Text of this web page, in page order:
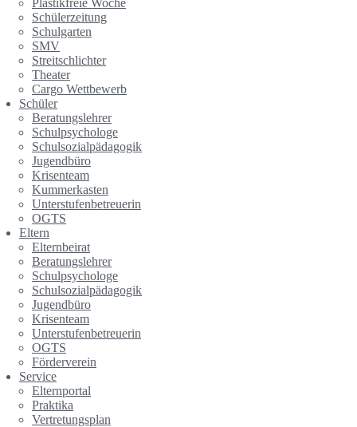
Plastikfreie Woche
Schülerzeitung
Schulgarten
SMV
Streitschlichter
Theater
Cargo Wettbewerb
Schüler
Beratungslehrer
Schulpsychologe
Schulsozialpädagogik
Jugendbüro
Krisenteam
Kummerkasten
Unterstufenbetreuerin
OGTS
Eltern
Elternbeirat
Beratungslehrer
Schulpsychologe
Schulsozialpädagogik
Jugendbüro
Krisenteam
Unterstufenbetreuerin
OGTS
Förderverein
Service
Elternportal
Praktika
Vertretungsplan